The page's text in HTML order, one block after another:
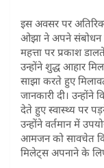
इस अवसर पर
ओझा ने अपने संबोधन
महत्ता पर प्रकाश
उन्होंने शुद्ध आहार
साझा करते हुए
जानकारी दी। उन्होंने
देते हुए स्वास्थ्य पर
उन्होंने वर्तमान में
आमजन को सावचेत
मिलेट्स अपनाने के